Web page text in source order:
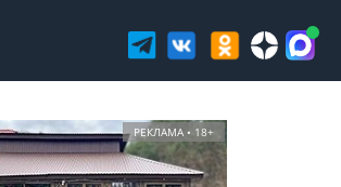
РЕКЛАМА • 18+